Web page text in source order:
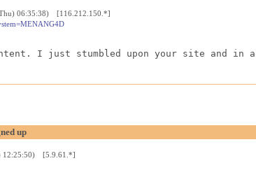
06:35:38) [116.212.150.*]
I just stumbled upon your site and
up
12:25:50) [5.9.61.*]